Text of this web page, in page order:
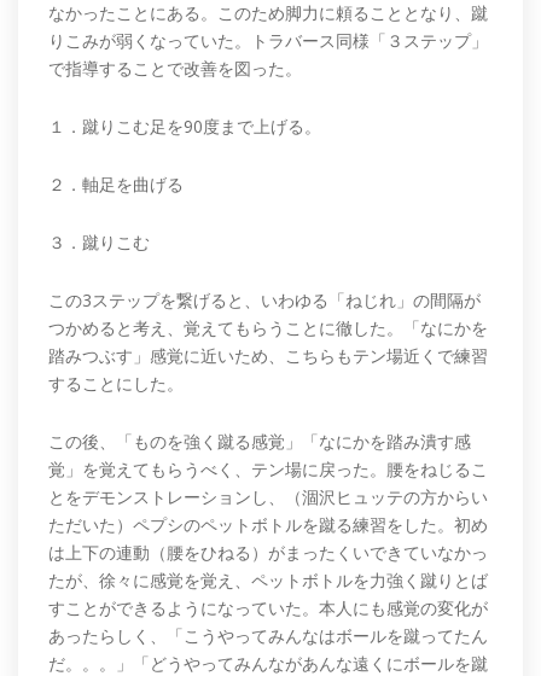
なかったことにある。このため脚力に頼ることとなり、蹴
りこみが弱くなっていた。トラバース同様「３ステップ」
で指導することで改善を図った。
１．蹴りこむ足を90度まで上げる。
２．軸足を曲げる
３．蹴りこむ
この3ステップを繋げると、いわゆる「ねじれ」の間隔が
つかめると考え、覚えてもらうことに徹した。「なにかを
踏みつぶす」感覚に近いため、こちらもテン場近くで練習
することにした。
この後、「ものを強く蹴る感覚」「なにかを踏み潰す感
覚」を覚えてもらうべく、テン場に戻った。腰をねじるこ
とをデモンストレーションし、（涸沢ヒュッテの方からい
ただいた）ペプシのペットボトルを蹴る練習をした。初め
は上下の連動（腰をひねる）がまったくいできていなかっ
たが、徐々に感覚を覚え、ペットボトルを力強く蹴りとば
すことができるようになっていた。本人にも感覚の変化が
あったらしく、「こうやってみんなはボールを蹴ってたん
だ。。。」「どうやってみんながあんな遠くにボールを蹴